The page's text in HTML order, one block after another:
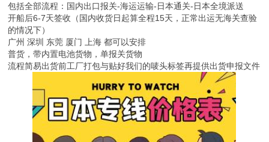
包括全部流程：国内出口报关-海运运输-日本通关-日本全境派送
开船后6-7天签收（国内收货日起算全程15天，正常出运无海关查验
的情况下）
广州 深圳 东莞 厦门 上海 都可以安排
普货，带内置电池货物，单报关货物
流程简易出货前工厂打包与贴好我们的唛头标签再提供出货申报文件